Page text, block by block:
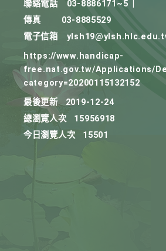
聯絡電話
03-8886171~5
傳真
03-8885529
電子信箱
https://www.handicap-
free.nat.gov.tw/Applications/
category=20200115132152
最後更新
2019-12-24
總瀏覽人次
15956918
今日瀏覽人次
15501